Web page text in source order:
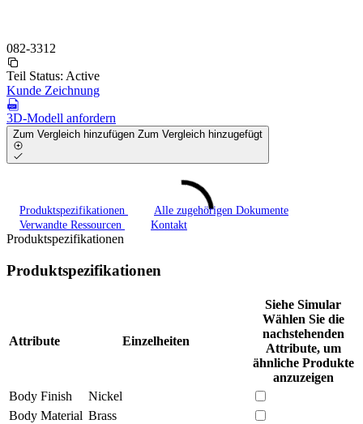
082-3312
Teil Status: Active
Kunde Zeichnung
3D-Modell anfordern
Zum Vergleich hinzufügen Zum Vergleich hinzugefügt
Produktspezifikationen
Alle zugehörigen Dokumente
Verwandte Ressourcen
Kontakt
Produktspezifikationen
Produktspezifikationen
Attribute Einzelheiten
Siehe Simular
Wählen Sie die
nachstehenden
Attribute, um
ähnliche Produkte
anzuzeigen
Body Finish
Nickel
Body Material Brass